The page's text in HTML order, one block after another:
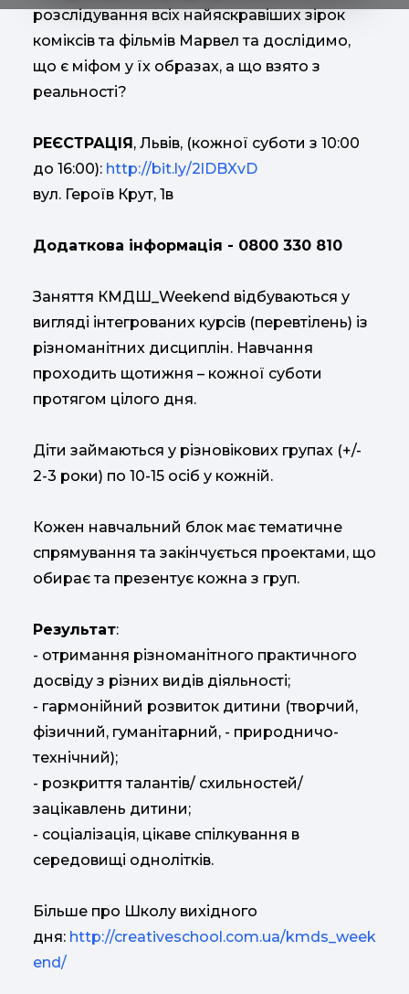
розслідування всіх найяскравіших зірок
коміксів та фільмів Марвел та дослідимо,
що є міфом у їх образах, а що взято з
реальності?
РЕЄСТРАЦІЯ, Львів, (кожної суботи з 10:00
до 16:00): http://bit.ly/2lDBXvD
вул. Героїв Крут, 1в
Додаткова інформація - 0800 330 810
Заняття КМДШ_Weekend відбуваються у
вигляді інтегрованих курсів (перевтілень) із
різноманітних дисциплін. Навчання
проходить щотижня – кожної суботи
протягом цілого дня.
Діти займаються у різновікових групах (+/-
2-3 роки) по 10-15 осіб у кожній.
Кожен навчальний блок має тематичне
спрямування та закінчується проектами, що
обирає та презентує кожна з груп.
Результат:
- отримання різноманітного практичного
досвіду з різних видів діяльності;
- гармонійний розвиток дитини (творчий,
фізичний, гуманітарний, - природничо-
технічний);
- розкриття талантів/ схильностей/
зацікавлень дитини;
- cоціалізація, цікаве спілкування в
середовищі однолітків.
Більше про Школу вихідного
дня: http://creativeschool.com.ua/kmds_week
end/